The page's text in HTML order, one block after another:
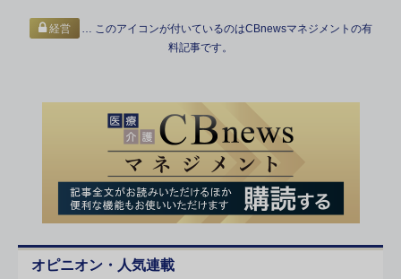
経営
… このアイコンが付いているのはCBnewsマネジメントの有
料記事です。
オピニオン・人気連載